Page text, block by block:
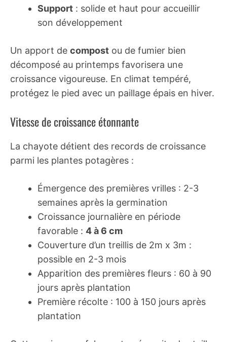
Support : solide et haut pour accueillir
son développement
Un apport de compost ou de fumier bien
décomposé au printemps favorisera une
croissance vigoureuse. En climat tempéré,
protégez le pied avec un paillage épais en hiver.
Vitesse de croissance étonnante
La chayote détient des records de croissance
parmi les plantes potagères :
Émergence des premières vrilles : 2-3
semaines après la germination
Croissance journalière en période
favorable : 4 à 6 cm
Couverture d’un treillis de 2m x 3m :
possible en 2-3 mois
Apparition des premières fleurs : 60 à 90
jours après plantation
Première récolte : 100 à 150 jours après
plantation